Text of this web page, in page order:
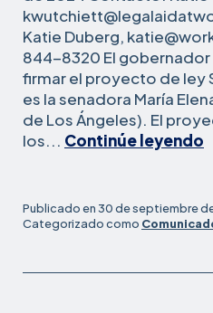
Katie Duberg,
844-8320 El
firmar el proyecto de ley
es la senadora María
de Los Ángeles). El
los... Continúe leyendo
Publicado en30 de septiembre
Categorizado como